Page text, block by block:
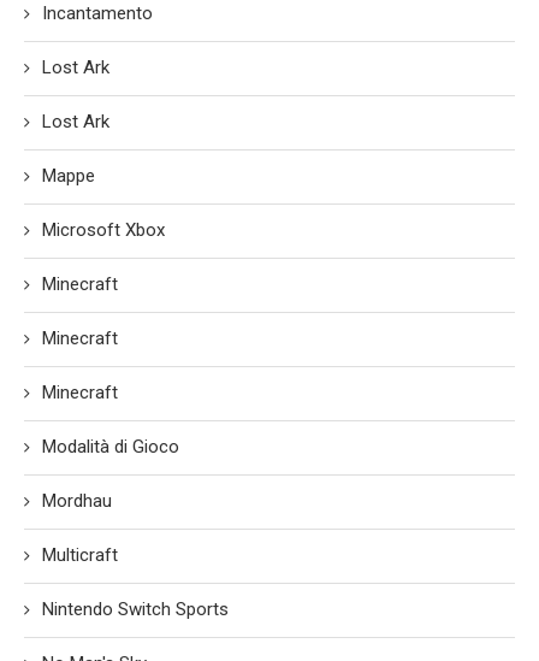
Incantamento
Lost Ark
Lost Ark
Mappe
Microsoft Xbox
Minecraft
Minecraft
Minecraft
Modalità di Gioco
Mordhau
Multicraft
Nintendo Switch Sports